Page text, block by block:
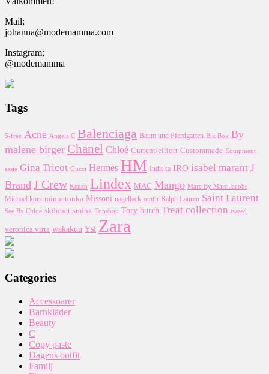
Mail;
johanna@modemamma.com
Instagram;
@modemamma
Tags
5-free Acne Angela C Balenciaga Baum und Pferdgarten Bik Bok By
malene birger Chanel Chloé Current/elliott Custommade Equipment
essie Gina Tricot Gucci Hermes HM Indiska IRO isabel marant J
Brand J Crew Kenzo Lindex MAC Mango Marc By Marc Jacobs
Michael kors minnetonka Missoni nagellack outfit Ralph Lauren Saint Laurent
See By Chloe skönhet smink Topshop Tory burch Treat collection tweed
veronica virta wakakuu Ysl Zara
Categories
Accessoarer
Barnkläder
Beauty
C
Copy paste
Dagens outfit
Familj